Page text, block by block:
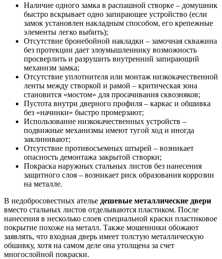
Наличие одного замка в распашной створке – домушник
быстро вскрывает одно запирающее устройство (если
замок установлен накладным способом, его крепежные
элементы легко выбить);
Отсутствие бронебойной накладки – замочная скважина
без протекции дает злоумышленнику возможность
просверлить и разрушить внутренний запирающий
механизм замка;
Отсутствие уплотнителя или монтаж низкокачественной
ленты между створкой и рамой – критическая зона
становится «мостом» для просачивания сквозняков;
Пустота внутри дверного профиля – каркас и обшивка
без «начинки» быстро промерзают;
Использование низкокачественных устройств –
подвижные механизмы имеют тугой ход и иногда
заклинивают;
Отсутствие противосъемных штырей – возникает
опасность демонтажа закрытой створки;
Покраска наружных стальных листов без нанесения
защитного слоя – возникает риск образования коррозии
на металле.
В недобросовестных ателье дешевые металлические двери
вместо стальных листов отделываются пластиком. После
нанесения в несколько слоев специальной краски пластиковое
покрытие похоже на металл. Также мошенники обожают
заявлять, что входная дверь имеет толстую металлическую
обшивку, хотя на самом деле она утолщена за счет
многослойной покраски.